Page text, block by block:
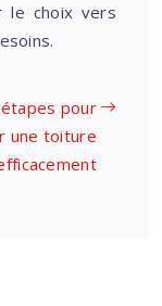
le choix vers
pour
une toiture